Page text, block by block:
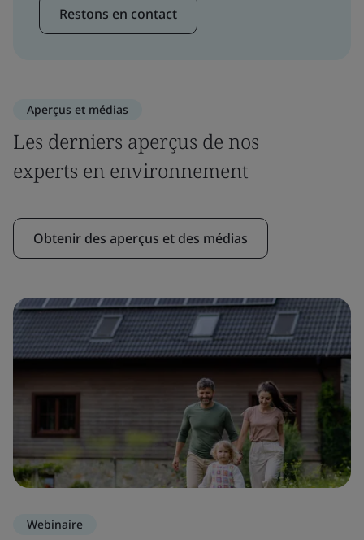
Restons en contact
Aperçus et médias
Les derniers aperçus de nos
experts en environnement
Obtenir des aperçus et des médias
Webinaire